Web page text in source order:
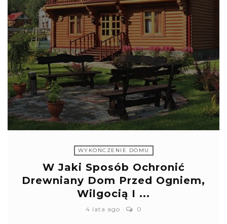
WYKOŃCZENIE DOMU
W Jaki Sposób Ochronić
Drewniany Dom Przed Ogniem,
Wilgocią I ...
4 lata ago 0